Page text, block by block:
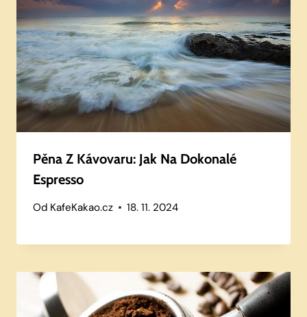
Pěna Z Kávovaru: Jak Na Dokonalé
Espresso
Od KafeKakao.cz 18. 11. 2024